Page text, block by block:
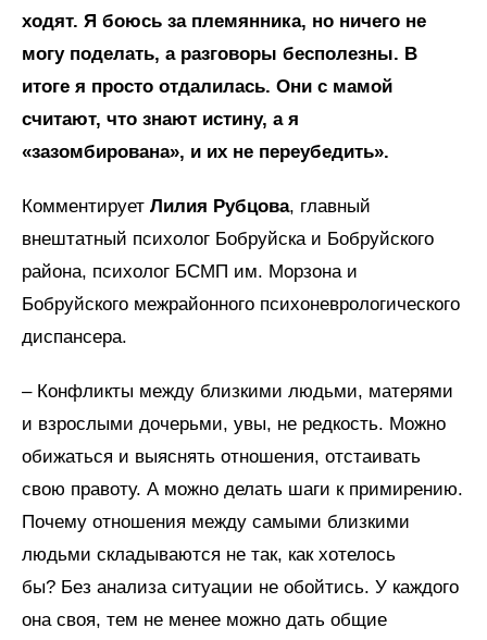
ходят. Я боюсь за племянника, но ничего не
могу поделать, а разговоры бесполезны. В
итоге я просто отдалилась. Они с мамой
считают, что знают истину, а я
«зазомбирована», и их не переубедить».
Комментирует Лилия Рубцова, главный
внештатный психолог Бобруйска и Бобруйского
района, психолог БСМП им. Морзона и
Бобруйского межрайонного психоневрологического
диспансера.
– Конфликты между близкими людьми, матерями
и взрослыми дочерьми, увы, не редкость. Можно
обижаться и выяснять отношения, отстаивать
свою правоту. А можно делать шаги к примирению.
Почему отношения между самыми близкими
людьми складываются не так, как хотелось
бы? Без анализа ситуации не обойтись. У каждого
она своя, тем не менее можно дать общие